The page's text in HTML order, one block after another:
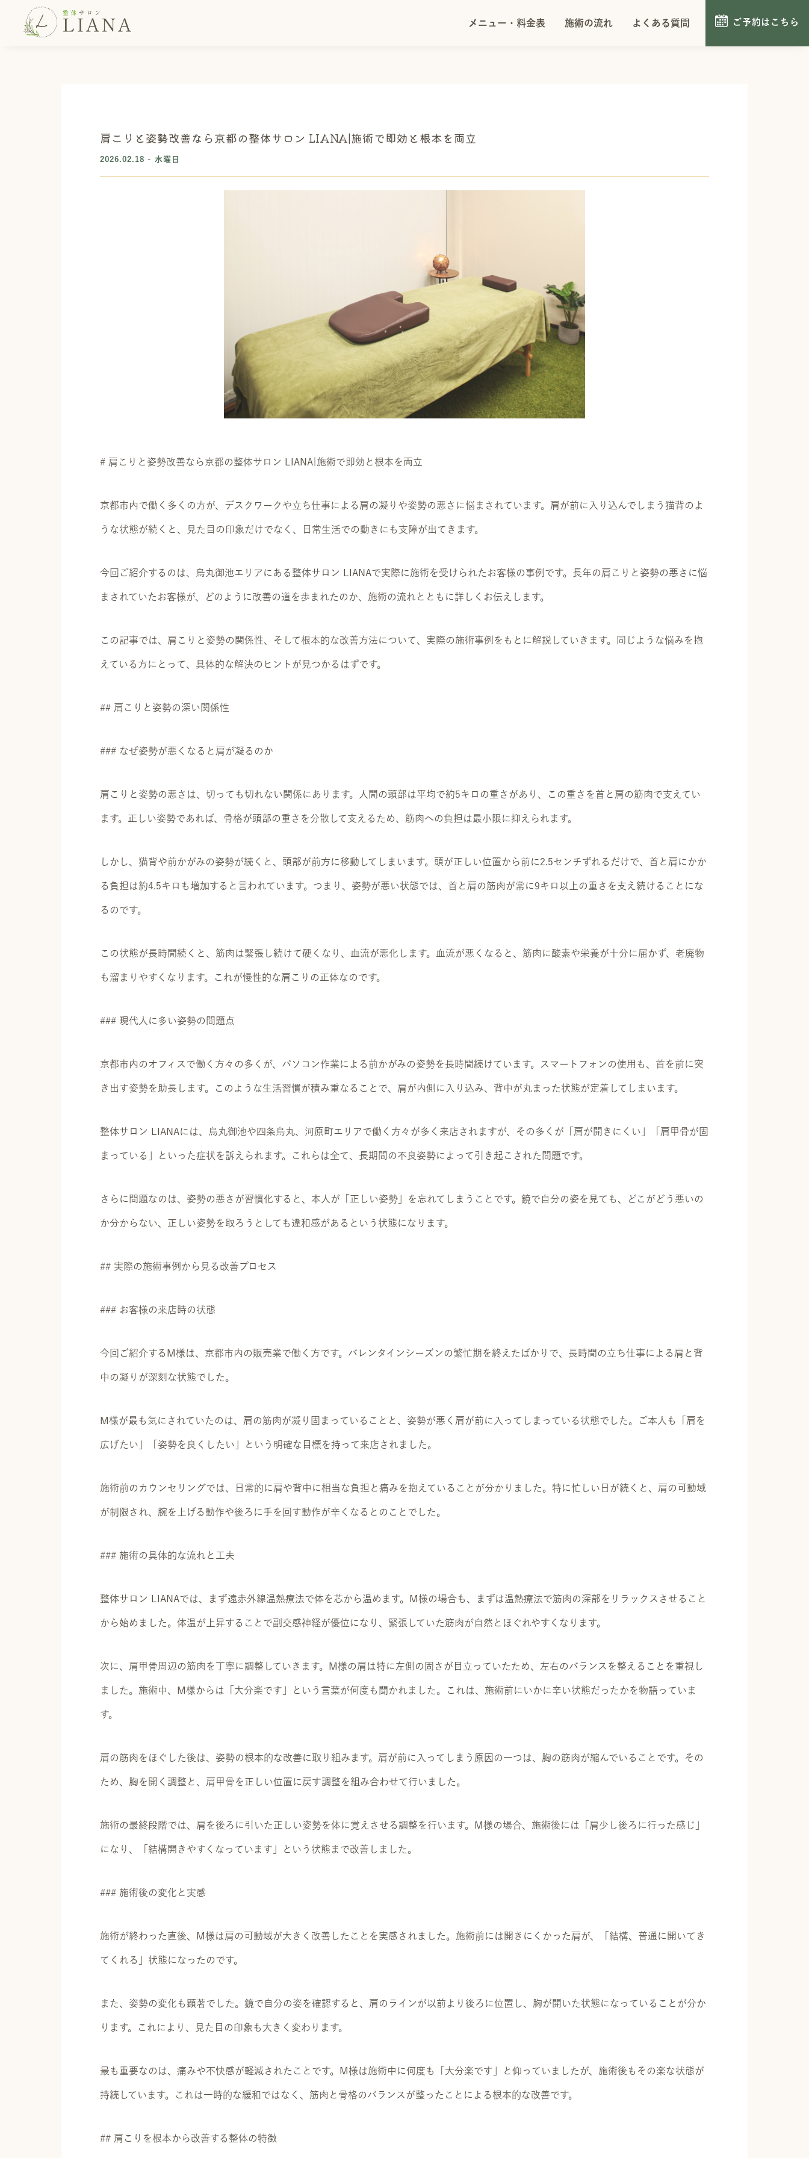
メニュー・料金表 施術の流れ よくある質問 ご予約はこちら
メニュー・料金表 施術の流れ よくある質問 ご予約はこちら
肩こりと姿勢改善なら京都の整体サロン LIANA|施術で即効と根本を両立
2026.02.18 - 水曜日
# 肩こりと姿勢改善なら京都の整体サロン LIANA|施術で即効と根本を両立
京都市内で働く多くの方が、デスクワークや立ち仕事による肩の凝りや姿勢の悪さに悩まされています。肩が前に入り込んでしまう猫背のよ
うな状態が続くと、見た目の印象だけでなく、日常生活での動きにも支障が出てきます。
今回ご紹介するのは、烏丸御池エリアにある整体サロン LIANAで実際に施術を受けられたお客様の事例です。長年の肩こりと姿勢の悪さに悩
まされていたお客様が、どのように改善の道を歩まれたのか、施術の流れとともに詳しくお伝えします。
この記事では、肩こりと姿勢の関係性、そして根本的な改善方法について、実際の施術事例をもとに解説していきます。同じような悩みを抱
えている方にとって、具体的な解決のヒントが見つかるはずです。
## 肩こりと姿勢の深い関係性
### なぜ姿勢が悪くなると肩が凝るのか
肩こりと姿勢の悪さは、切っても切れない関係にあります。人間の頭部は平均で約5キロの重さがあり、この重さを首と肩の筋肉で支えてい
ます。正しい姿勢であれば、骨格が頭部の重さを分散して支えるため、筋肉への負担は最小限に抑えられます。
しかし、猫背や前かがみの姿勢が続くと、頭部が前方に移動してしまいます。頭が正しい位置から前に2.5センチずれるだけで、首と肩にかか
る負担は約4.5キロも増加すると言われています。つまり、姿勢が悪い状態では、首と肩の筋肉が常に9キロ以上の重さを支え続けることにな
るのです。
この状態が長時間続くと、筋肉は緊張し続けて硬くなり、血流が悪化します。血流が悪くなると、筋肉に酸素や栄養が十分に届かず、老廃物
も溜まりやすくなります。これが慢性的な肩こりの正体なのです。
### 現代人に多い姿勢の問題点
京都市内のオフィスで働く方々の多くが、パソコン作業による前かがみの姿勢を長時間続けています。スマートフォンの使用も、首を前に突
き出す姿勢を助長します。このような生活習慣が積み重なることで、肩が内側に入り込み、背中が丸まった状態が定着してしまいます。
整体サロン LIANAには、烏丸御池や四条烏丸、河原町エリアで働く方々が多く来店されますが、その多くが「肩が開きにくい」「肩甲骨が固
まっている」といった症状を訴えられます。これらは全て、長期間の不良姿勢によって引き起こされた問題です。
さらに問題なのは、姿勢の悪さが習慣化すると、本人が「正しい姿勢」を忘れてしまうことです。鏡で自分の姿を見ても、どこがどう悪いの
か分からない、正しい姿勢を取ろうとしても違和感があるという状態になります。
## 実際の施術事例から見る改善プロセス
### お客様の来店時の状態
今回ご紹介するM様は、京都市内の販売業で働く方です。バレンタインシーズンの繁忙期を終えたばかりで、長時間の立ち仕事による肩と背
中の凝りが深刻な状態でした。
M様が最も気にされていたのは、肩の筋肉が凝り固まっていることと、姿勢が悪く肩が前に入ってしまっている状態でした。ご本人も「肩を
広げたい」「姿勢を良くしたい」という明確な目標を持って来店されました。
施術前のカウンセリングでは、日常的に肩や背中に相当な負担と痛みを抱えていることが分かりました。特に忙しい日が続くと、肩の可動域
が制限され、腕を上げる動作や後ろに手を回す動作が辛くなるとのことでした。
### 施術の具体的な流れと工夫
整体サロン LIANAでは、まず遠赤外線温熱療法で体を芯から温めます。M様の場合も、まずは温熱療法で筋肉の深部をリラックスさせること
から始めました。体温が上昇することで副交感神経が優位になり、緊張していた筋肉が自然とほぐれやすくなります。
次に、肩甲骨周辺の筋肉を丁寧に調整していきます。M様の肩は特に左側の固さが目立っていたため、左右のバランスを整えることを重視し
ました。施術中、M様からは「大分楽です」という言葉が何度も聞かれました。これは、施術前にいかに辛い状態だったかを物語っていま
す。
肩の筋肉をほぐした後は、姿勢の根本的な改善に取り組みます。肩が前に入ってしまう原因の一つは、胸の筋肉が縮んでいることです。その
ため、胸を開く調整と、肩甲骨を正しい位置に戻す調整を組み合わせて行いました。
施術の最終段階では、肩を後ろに引いた正しい姿勢を体に覚えさせる調整を行います。M様の場合、施術後には「肩少し後ろに行った感じ」
になり、「結構開きやすくなっています」という状態まで改善しました。
### 施術後の変化と実感
施術が終わった直後、M様は肩の可動域が大きく改善したことを実感されました。施術前には開きにくかった肩が、「結構、普通に開いてき
てくれる」状態になったのです。
また、姿勢の変化も顕著でした。鏡で自分の姿を確認すると、肩のラインが以前より後ろに位置し、胸が開いた状態になっていることが分か
ります。これにより、見た目の印象も大きく変わります。
最も重要なのは、痛みや不快感が軽減されたことです。M様は施術中に何度も「大分楽です」と仰っていましたが、施術後もその楽な状態が
持続しています。これは一時的な緩和ではなく、筋肉と骨格のバランスが整ったことによる根本的な改善です。
## 肩こりを根本から改善する整体の特徴